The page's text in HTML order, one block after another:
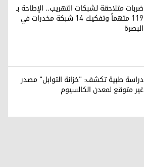
ضربات متلاحقة لشبكات التهريب.. الإطاحة بـ
119 متهماً وتفكيك 14 شبكة مخدرات في
البصرة
دراسة طبية تكشف: "خزانة التوابل" مصدر
غير متوقع لمعدن الكالسيوم